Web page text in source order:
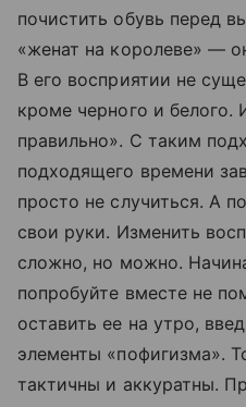
почистить обувь перед
«женат на королеве» —
В его восприятии не
кроме черного и белого.
правильно». С таким
подходящего времени
просто не случиться. А
свои руки. Изменить
сложно, но можно.
попробуйте вместе не
оставить ее на утро,
элементы «пофигизма».
тактичны и аккуратны.